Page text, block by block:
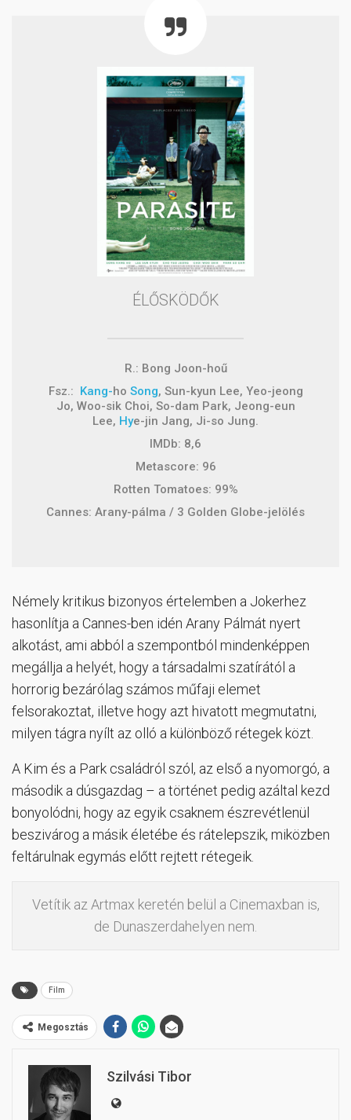
ÉLŐSKÖDŐK
R.: Bong Joon-hoű
Fsz.: Kang-ho Song, Sun-kyun Lee, Yeo-jeong
Jo, Woo-sik Choi, So-dam Park, Jeong-eun
Lee, Hye-jin Jang, Ji-so Jung.
IMDb: 8,6
Metascore: 96
Rotten Tomatoes: 99%
Cannes: Arany-pálma / 3 Golden Globe-jelölés
Némely kritikus bizonyos értelemben a Jokerhez
hasonlítja a Cannes-ben idén Arany Pálmát nyert
alkotást, ami abból a szempontból mindenképpen
megállja a helyét, hogy a társadalmi szatírától a
horrorig bezárólag számos műfaji elemet
felsorakoztat, illetve hogy azt hivatott megmutatni,
milyen tágra nyílt az olló a különböző rétegek közt.
A Kim és a Park családról szól, az első a nyomorgó, a
második a dúsgazdag – a történet pedig azáltal kezd
bonyolódni, hogy az egyik csaknem észrevétlenül
beszivárog a másik életébe és rátelepszik, miközben
feltárulnak egymás előtt rejtett rétegeik.
Vetítik az Artmax keretén belül a Cinemaxban is,
de Dunaszerdahelyen nem.
Film
Megosztás
Szilvási Tibor